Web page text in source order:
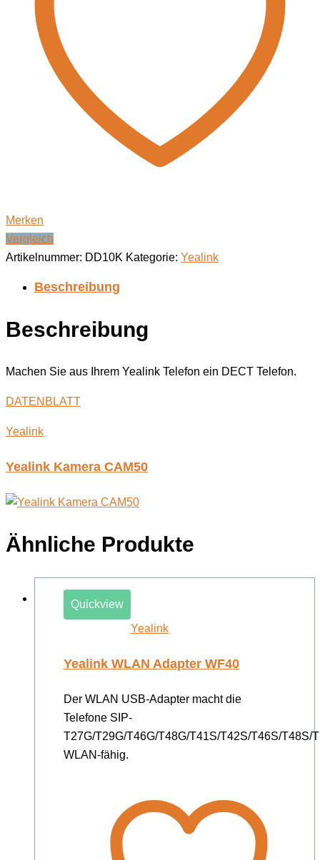
Merken
Vergleich
Artikelnummer: DD10K Kategorie: Yealink
Beschreibung
Beschreibung
Machen Sie aus Ihrem Yealink Telefon ein DECT Telefon.
DATENBLATT
Yealink
Yealink Kamera CAM50
Ähnliche Produkte
Quickview
Yealink
Yealink WLAN Adapter WF40
Der WLAN USB-Adapter macht die
Telefone SIP-
T27G/T29G/T46G/T48G/T41S/T42S/T46S/T48S/
WLAN-fähig.